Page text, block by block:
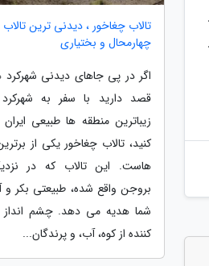
تالاب چغاخور ، دیدنی ترین تالاب
چهارمحال و بختیاری
اگر در پی جاهای دیدنی
قصد دارید با سفر به
زیباترین منطقه ها طبیعی ایران
کنید، تالاب چغاخور یکی از
هاست. این تالاب که در
بروجن واقع شده، طبیعتی بکر و
شما هدیه می دهد. چشم انداز
کننده از کوه، آب، و پرندگان...